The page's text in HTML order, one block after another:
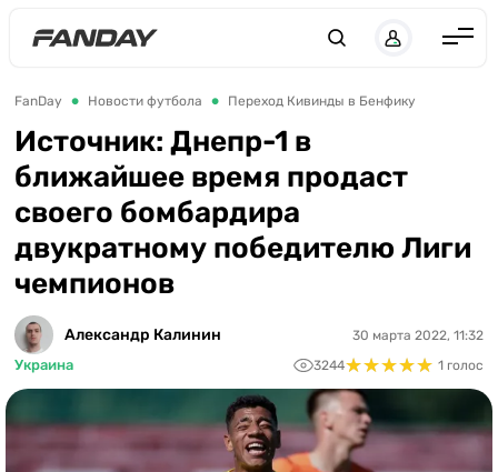
Англия
Испания
Германия
Италия
Франция
Украина
ЛЧ
ЛЕ
ЧЕ-2028
Букмекеры
FanDay Новости футбола Переход Кивинды в Бенфику
Источник: Днепр-1 в
ближайшее время продаст
своего бомбардира
двукратному победителю Лиги
чемпионов
Александр Калинин
Украина
30 марта 2022, 11:32
3244★★★★★
★★★★★ 1 голос